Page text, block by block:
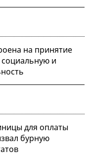
на принятие
и
для оплаты
бурную